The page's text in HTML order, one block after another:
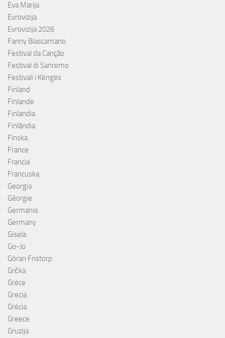
Eva Marija
Evrovizija
Evrovizija 2026
Fanny Biascamano
Festival da Canção
Festival di Sanremo
Festivali i Këngës
Finland
Finlande
Finlandia
Finlândia
Finska
France
Francia
Francuska
Georgia
Géorgie
Germania
Germany
Gisela
Go-Jo
Göran Fristorp
Grčka
Grèce
Grecia
Grécia
Greece
Gruzija